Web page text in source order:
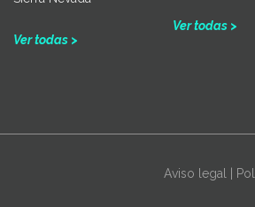
Ver todas >
Ver todas >
Aviso legal|